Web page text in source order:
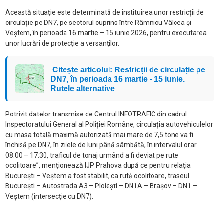
Această situație este determinată de instituirea unor restricții de
circulație pe DN7, pe sectorul cuprins între Râmnicu Vâlcea și
Veștem, în perioada 16 martie – 15 iunie 2026, pentru executarea
unor lucrări de protecție a versanților.
Citește articolul: Restricții de circulație pe
DN7, în perioada 16 martie - 15 iunie.
Rutele alternative
Potrivit datelor transmise de Centrul INFOTRAFIC din cadrul
Inspectoratului General al Poliției Române, circulația autovehiculelor
cu masa totală maximă autorizată mai mare de 7,5 tone va fi
închisă pe DN7, în zilele de luni până sâmbătă, în intervalul orar
08:00 – 17:30, traficul de tonaj urmând a fi deviat pe rute
ocolitoare”, menționează IJP Prahova după ce pentru relația
București – Veștem a fost stabilit, ca rută ocolitoare, traseul
București – Autostrada A3 – Ploiești – DN1A – Brașov – DN1 –
Veștem (intersecție cu DN7).